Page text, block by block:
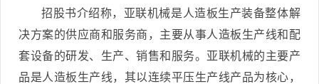
招股书介绍称，亚联机械是人造板生产装备整体解
决方案的供应商和服务商，主要从事人造板生产线和配
套设备的研发、生产、销售和服务。亚联机械的主要产
品是人造板生产线，其以连续平压生产线产品为核心，